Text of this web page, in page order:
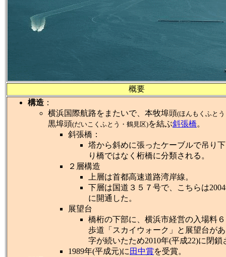
概要
構造 ：
横浜国際航路をまたいで、本牧埠頭(ほんもくふと
黒埠頭(だいこくふとう・鶴見区)を結ぶ斜張橋。
斜張橋：
塔から斜めに張ったケーブルで吊り
り橋ではなく桁橋に分類される。
２層構造
上層は首都高速道路湾岸線。
下層は国道３５７号で、こちらは
に開通した。
展望台
橋桁の下部に、横浜市経営の入場料
歩道「スカイウォーク」と展望台が
字が続いたため2010年(平成22)に閉鎖
1989年(平成元)に 田中賞を受賞。